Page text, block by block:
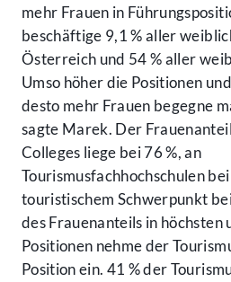
mehr Frauen in
beschäftige 9,1 % aller
Österreich und 54 % aller
Umso höher die Positionen
desto mehr Frauen begegne
sagte Marek. Der
Colleges liege bei 76 %, an
Tourismusfachhochschulen
touristischem Schwerpunkt
des Frauenanteils in höchsten
Positionen nehme der
Position ein. 41 % der